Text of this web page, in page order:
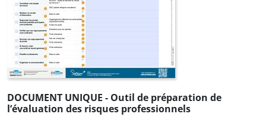
DOCUMENT UNIQUE - Outil de préparation de
l’évaluation des risques professionnels